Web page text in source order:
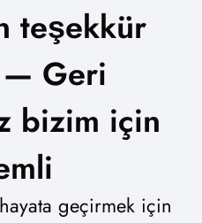
teşekkür
Geri
bizim için
geçirmek için